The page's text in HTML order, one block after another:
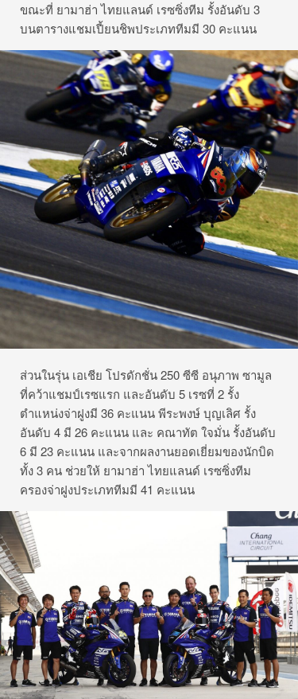
ขณะที่ ยามาฮ่า ไทยแลนด์ เรซซิ่งทีม รั้งอันดับ 3
บนตารางแชมเปี้ยนชิพประเภททีมมี 30 คะแนน
ส่วนในรุ่น เอเชีย โปรดักชั่น 250 ซีซี อนุภาพ ซามูล
ที่คว้าแชมป์เรซแรก และอันดับ 5 เรซที่ 2 รั้ง
ตำแหน่งจ่าฝูงมี 36 คะแนน พีระพงษ์ บุญเลิศ รั้ง
อันดับ 4 มี 26 คะแนน และ คณาทัต ใจมั่น รั้งอันดับ
6 มี 23 คะแนน และจากผลงานยอดเยี่ยมของนักบิด
ทั้ง 3 คน ช่วยให้ ยามาฮ่า ไทยแลนด์ เรซซิ่งทีม
ครองจ่าฝูงประเภททีมมี 41 คะแนน